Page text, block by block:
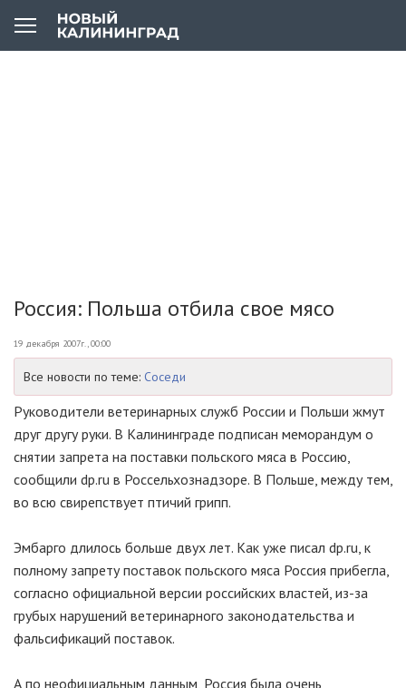
Россия: Польша отбила свое мясо
19 декабря 2007г., 00:00
Все новости по теме: Соседи
Руководители ветеринарных служб России и Польши жмут
друг другу руки. В Калининграде подписан меморандум о
снятии запрета на поставки польского мяса в Россию,
сообщили dp.ru в Россельхознадзоре. В Польше, между тем,
во всю свирепствует птичий грипп.
Эмбарго длилось больше двух лет. Как уже писал dp.ru, к
полному запрету поставок польского мяса Россия прибегла,
согласно официальной версии российских властей, из-за
грубых нарушений ветеринарного законодательства и
фальсификаций поставок.
А по неофициальным данным, Россия была очень